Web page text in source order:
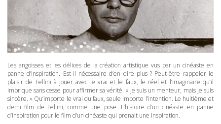
Les angoisses et les délices de la création artistique vus par un cinéaste en
panne d’inspiration. Est-il nécessaire d’en dire plus ? Peut-être rappeler le
plaisir de Fellini à jouer avec le vrai et le faux, le réel et l’imaginaire qu’il
imbrique sans cesse pour affirmer sa vérité. « Je suis un menteur, mais je suis
sincère. » Qu’importe le vrai du faux, seule importe l’intention. Le huitième et
demi film de Fellini, comme une pose. L’histoire d’un cinéaste en panne
d’inspiration pour le film d’un cinéaste qui prenait une inspiration.